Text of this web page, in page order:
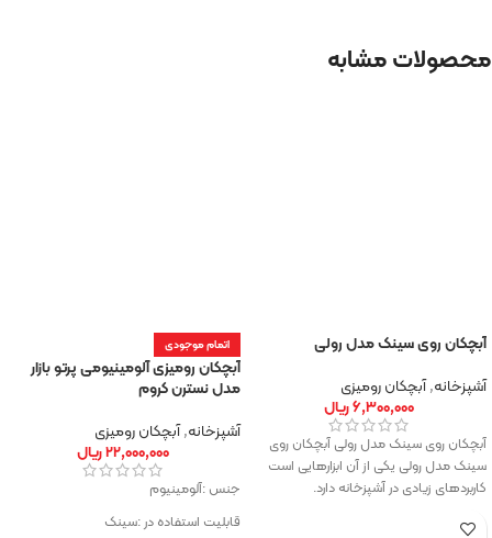
محصولات مشابه
آبچکان روی سینک مدل رولی
آشپزخانه,آبچکان رومیزی
۶,۳۰۰,۰۰۰ریال
آبچکان روی سینک مدل رولی آبچکان روی
سینک مدل رولی یکی از آن ابزارهایی است
کاربردهای زیادی در آشپزخانه دارد.
اتمام موجودی
آبچکان رومیزی آلومینیومی پرتو بازار
مدل نسترن کروم
آشپزخانه,آبچکان رومیزی
۲۲,۰۰۰,۰۰۰ریال
جنس :آلومینیوم
قابلیت استفاده در :سینک